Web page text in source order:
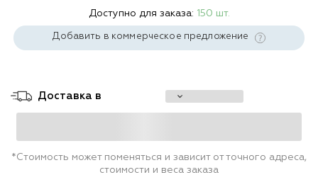
Доступно для заказа: 150 шт.
Добавить в коммерческое предложение
Доставка в
*Стоимость может поменяться и зависит от точного адреса,
стоимости и веса заказа